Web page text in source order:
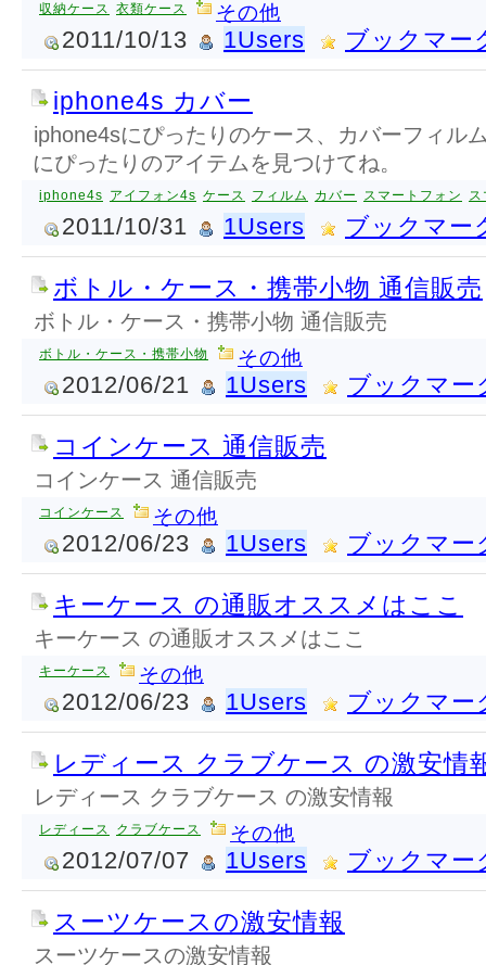
収納ケース 衣類ケース その他
2011/10/13 1Users ブックマー
iphone4s カバー
iphone4sにぴったりのケース、カバーフィル
にぴったりのアイテムを見つけてね。
iphone4s アイフォン4s ケース フィルム カバー スマートフォン ス
2011/10/31 1Users ブックマー
ボトル・ケース・携帯小物 通信販売
ボトル・ケース・携帯小物 通信販売
ボトル・ケース・携帯小物 その他
2012/06/21 1Users ブックマー
コインケース 通信販売
コインケース 通信販売
コインケース その他
2012/06/23 1Users ブックマー
キーケース の通販オススメはここ
キーケース の通販オススメはここ
キーケース その他
2012/06/23 1Users ブックマー
レディース クラブケース の激安情
レディース クラブケース の激安情報
レディース クラブケース その他
2012/07/07 1Users ブックマー
スーツケースの激安情報
スーツケースの激安情報